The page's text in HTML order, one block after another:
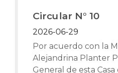
Circular N° 10
2026-06-29
Por acuerdo con la
Alejandrina Planter
General de esta